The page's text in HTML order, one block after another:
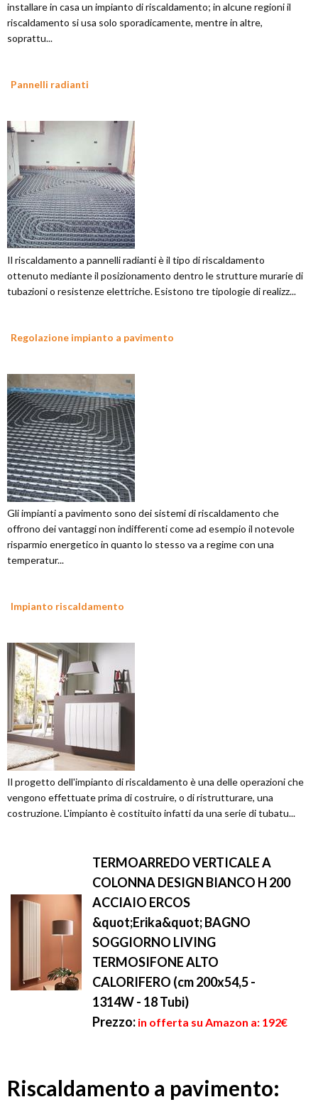
installare in casa un impianto di riscaldamento; in alcune regioni il
riscaldamento si usa solo sporadicamente, mentre in altre,
soprattu...
Pannelli radianti
Il riscaldamento a pannelli radianti è il tipo di riscaldamento
ottenuto mediante il posizionamento dentro le strutture murarie di
tubazioni o resistenze elettriche. Esistono tre tipologie di realizz...
Regolazione impianto a pavimento
Gli impianti a pavimento sono dei sistemi di riscaldamento che
offrono dei vantaggi non indifferenti come ad esempio il notevole
risparmio energetico in quanto lo stesso va a regime con una
temperatur...
Impianto riscaldamento
Il progetto dell'impianto di riscaldamento è una delle operazioni che
vengono effettuate prima di costruire, o di ristrutturare, una
costruzione. L'impianto è costituito infatti da una serie di tubatu...
TERMOARREDO VERTICALE A
COLONNA DESIGN BIANCO H 200
ACCIAIO ERCOS
&quot;Erika&quot; BAGNO
SOGGIORNO LIVING
TERMOSIFONE ALTO
CALORIFERO (cm 200x54,5 -
1314W - 18 Tubi)
Prezzo: in offerta su Amazon a: 192€
Riscaldamento a pavimento: